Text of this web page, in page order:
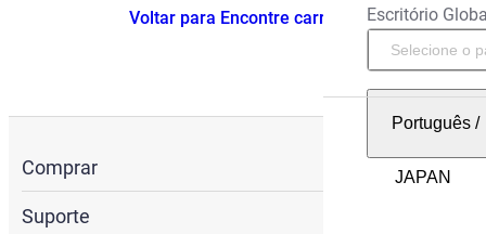
Escritório
Português/
Voltar para Encontre carros
Comprar
Suporte